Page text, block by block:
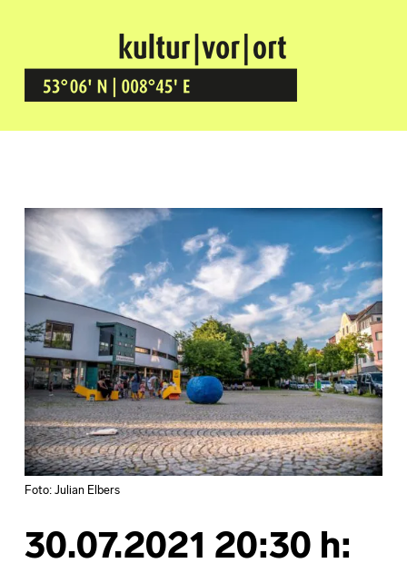
Kultur Vor Ort
BREMEN GRÖPELINGEN
Foto: Julian Elbers
30.07.2021 20:30 h: